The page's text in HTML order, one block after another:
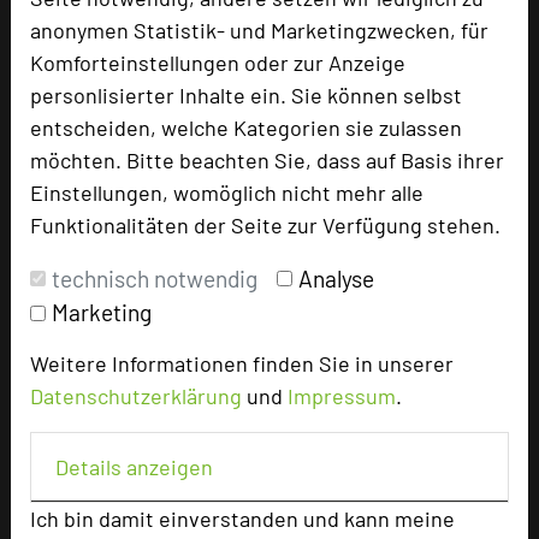
anonymen Statistik- und Marketingzwecken, für
Komforteinstellungen oder zur Anzeige
personlisierter Inhalte ein. Sie können selbst
entscheiden, welche Kategorien sie zulassen
möchten. Bitte beachten Sie, dass auf Basis ihrer
Einstellungen, womöglich nicht mehr alle
Funktionalitäten der Seite zur Verfügung stehen.
technisch notwendig
Analyse
Marketing
Weitere Informationen finden Sie in unserer
Datenschutzerklärung und Impressum.
Details anzeigen
Ich bin damit einverstanden und kann meine
Tagungsleiter
Hotel bewerten
Max. Tagungskapazität (Personen)
Parlamentarisch
Reihenbestuhlung
Tagungsräume
5
Ausstellungsfläche
Zimmer